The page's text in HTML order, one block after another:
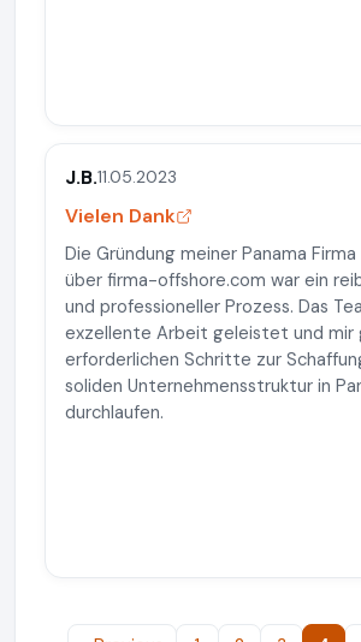
J.B.11.05.2023
Vielen Dank
Die Gründung meiner Panama
über firma-offshore.com war ein
und professioneller Prozess. Das
exzellente Arbeit geleistet und mir
erforderlichen Schritte zur
soliden Unternehmensstruktur in
durchlaufen.